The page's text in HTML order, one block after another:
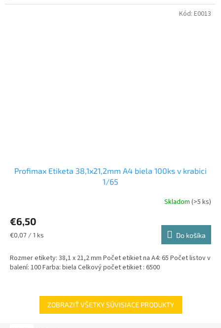
Profimax Etiketa 38,1x21,2mm A4 biela 100ks v krabici
1/65
Skladom (>5 ks)
€6,50
Jednotková
€0,07 / 1 ks Do košíka
Rozmer etikety: 38,1 x 21,2 mm Počet etikiet na A4: 65 Počet listov v
balení: 100 Farba: biela Celkový počet etikiet : 6500
Kód: E0013
ZOBRAZIŤ VŠETKY SÚVISIACE PRODUKTY